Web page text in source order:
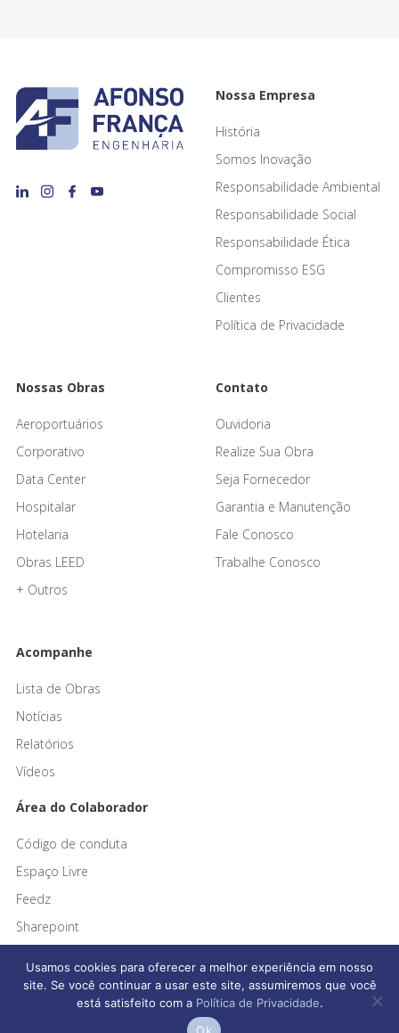
Nossa Empresa
História
Somos Inovação
Responsabilidade Ambiental
Responsabilidade Social
Responsabilidade Ética
Compromisso ESG
Clientes
Política de Privacidade
Nossas Obras
Aeroportuários
Corporativo
Data Center
Hospitalar
Hotelaria
Obras LEED
+ Outros
Contato
Ouvidoria
Realize Sua Obra
Seja Fornecedor
Garantia e Manutenção
Fale Conosco
Trabalhe Conosco
Acompanhe
Lista de Obras
Notícias
Relatórios
Vídeos
Área do Colaborador
Código de conduta
Espaço Livre
Feedz
Sharepoint
Afonso França Engenharia © 2026 Todos os direitos reservados
Usamos cookies para oferecer a melhor experiência em nosso
site. Se você continuar a usar este site, assumiremos que você
está satisfeito com a Política de Privacidade.
Ok